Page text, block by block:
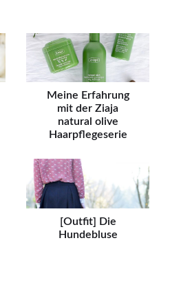
Meine Erfahrung
mit der Ziaja
natural olive
Haarpflegeserie
[Outfit] Die
Hundebluse